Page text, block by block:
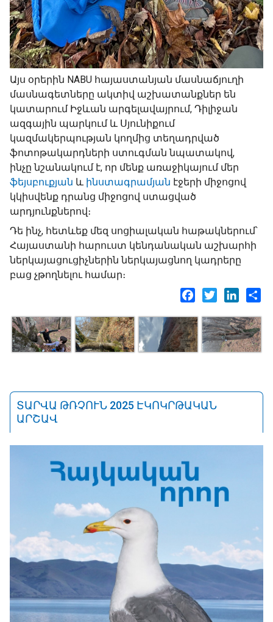
Այս օրերին NABU հայաստանյան մասնաճյուղի
մասնագետները ակտիվ աշխատանքներ են
կատարում Իջևան արգելավայրում, Դիլիջան
ազգային պարկում և Սյունիքում
կազմակերպության կողմից տեղադրված
ֆոտոթակարդների ստուգման նպատակով,
ինչը նշանակում է, որ մենք առաջիկայում մեր
ֆեյսբուքյան և ինստագրամյան էջերի միջոցով
կկիսվենք դրանց միջոցով ստացված
արդյունքներով։
Դե ինչ, հետևեք մեզ սոցիալական հաթակներում՝
Հայաստանի հարուստ կենդանական աշխարհի
ներկայացուցիչներին ներկայացնող կադրերը
բաց չթողնելու համար։
Facebook
Twitter
ՏԱՐՎԱ ԹՌՉՈՒՆ 2025 ԷԿՈԿՐԹԱԿԱՆ
ԱՐՇԱՎ